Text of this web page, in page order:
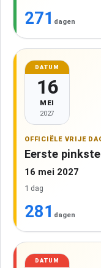
271 dagen
DATUM
16
MEI
2027
OFFICIËLE VRIJE
Eerste
16 mei 2027
1 dag
281 dagen
DATUM